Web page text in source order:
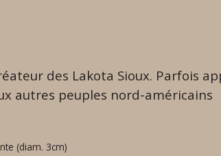
des Lakota Sioux. Parfois
autres peuples nord-américains
(diam. 3cm)